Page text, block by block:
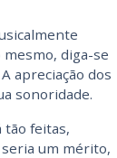
diga-se
apreciação dos
sonoridade.
tão feitas,
um mérito,